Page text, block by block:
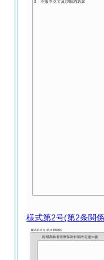
様式第2号(第2条関